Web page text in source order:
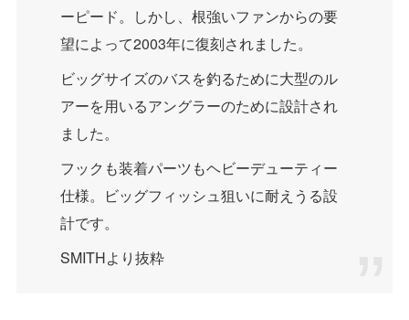
ーピード。しかし、根強いファンからの要
望によって2003年に復刻されました。
ビッグサイズのバスを釣るために大型のル
アーを用いるアングラーのために設計され
ました。
フックも装着パーツもヘビーデューティー
仕様。ビッグフィッシュ狙いに耐えうる設
計です。
SMITHより抜粋